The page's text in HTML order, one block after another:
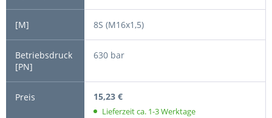
8S (M16x1,5)
630 bar
15,23 €
Lieferzeit ca. 1-3 Werktage